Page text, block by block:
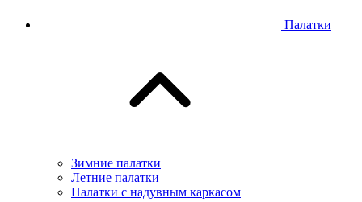
Палатки
Зимние палатки
Летние палатки
Палатки с надувным каркасом